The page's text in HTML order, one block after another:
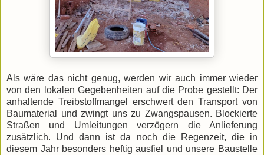
Als wäre das nicht genug, werden wir auch immer wieder
von den lokalen Gegebenheiten auf die Probe gestellt: Der
anhaltende Treibstoffmangel erschwert den Transport von
Baumaterial und zwingt uns zu Zwangspausen. Blockierte
Straßen und Umleitungen verzögern die Anlieferung
zusätzlich. Und dann ist da noch die Regenzeit, die in
diesem Jahr besonders heftig ausfiel und unsere Baustelle